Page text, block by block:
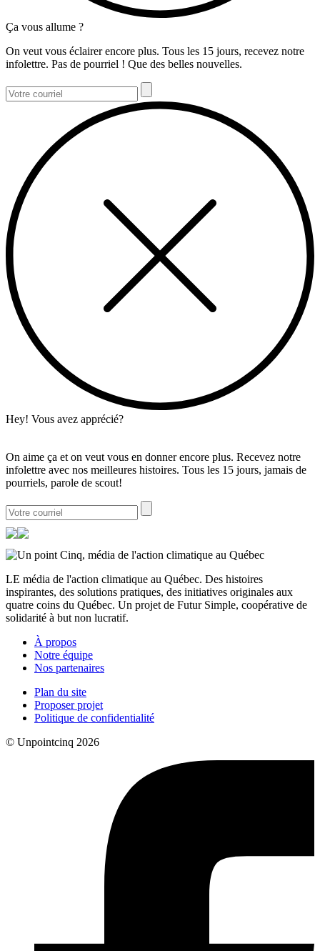
Ça vous allume ?
On veut vous éclairer encore plus. Tous les 15 jours, recevez notre
infolettre. Pas de pourriel ! Que des belles nouvelles.
Hey! Vous avez apprécié?
On aime ça et on veut vous en donner encore plus. Recevez notre
infolettre avec nos meilleures histoires. Tous les 15 jours, jamais de
pourriels, parole de scout!
LE média de l'action climatique au Québec. Des histoires
inspirantes, des solutions pratiques, des initiatives originales aux
quatre coins du Québec. Un projet de Futur Simple, coopérative de
solidarité à but non lucratif.
À propos
Notre équipe
Nos partenaires
Plan du site
Proposer projet
Politique de confidentialité
© Unpointcinq 2026